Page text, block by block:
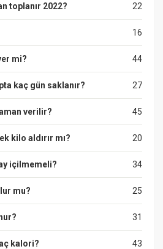
22
toplanır 2022?
16
44
mi?
27
kaç gün saklanır?
45
verilir?
20
kilo aldırır mı?
34
içilmemeli?
25
mu?
31
43
kalori?